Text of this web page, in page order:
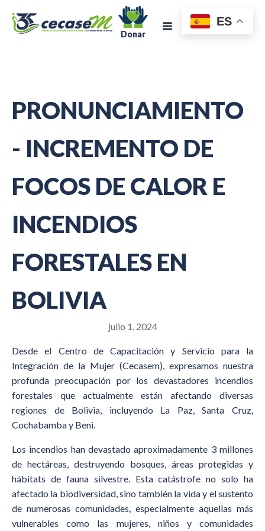
Donar
ES
PRONUNCIAMIENTO
- INCREMENTO DE
FOCOS DE CALOR E
INCENDIOS
FORESTALES EN
BOLIVIA
julio 1, 2024
Desde el Centro de Capacitación y Servicio para la
Integración de la Mujer (Cecasem), expresamos nuestra
profunda preocupación por los devastadores incendios
forestales que actualmente están afectando diversas
regiones de Bolivia, incluyendo La Paz, Santa Cruz,
Cochabamba y Beni.
Los incendios han devastado aproximadamente 3 millones
de hectáreas, destruyendo bosques, áreas protegidas y
hábitats de fauna silvestre. Esta catástrofe no solo ha
afectado la biodiversidad, sino también la vida y el sustento
de numerosas comunidades, especialmente aquellas más
vulnerables como las mujeres, niños y comunidades